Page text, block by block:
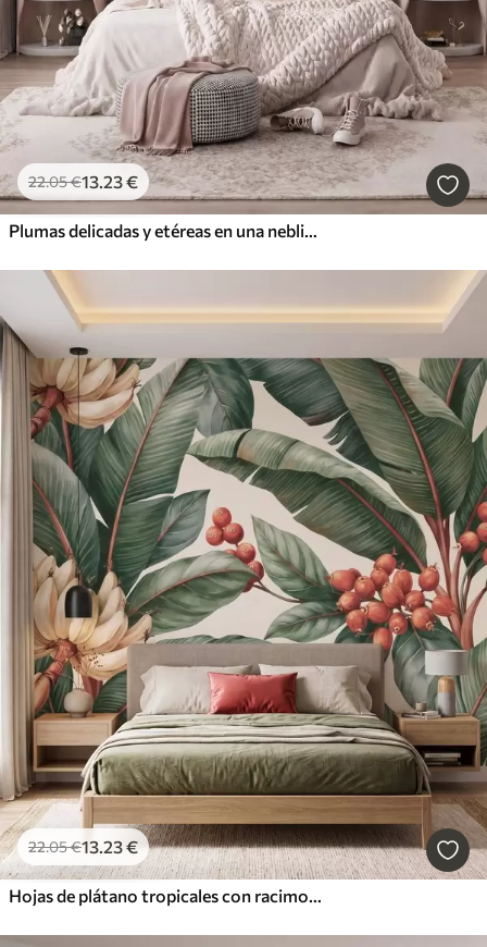
22.05€13 .23€
22.05€13 .23€